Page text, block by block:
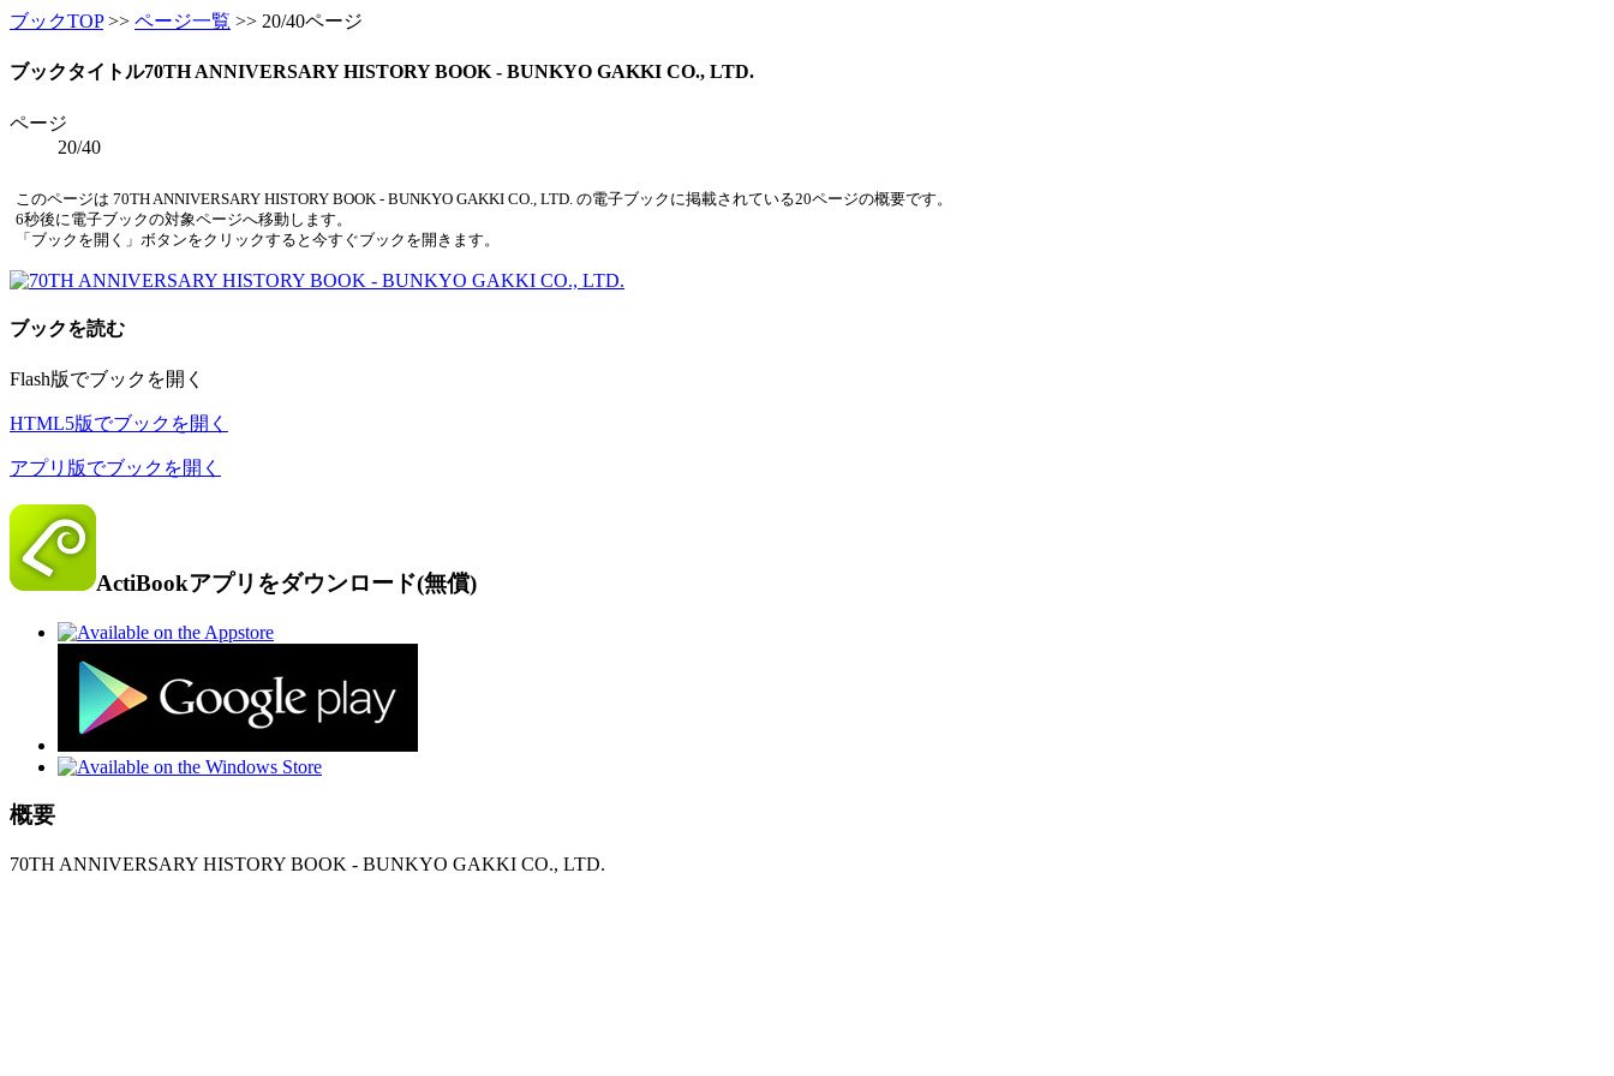
ブックTOP>> ページ一覧 >> 20/40ページ
ブックタイトル70TH ANNIVERSARY HISTORY BOOK - BUNKYO GAKKI CO., LTD.
ページ
20/40
このページは 70TH ANNIVERSARY HISTORY BOOK - BUNKYO GAKKI CO., LTD. の電子ブックに掲載されている20ページの概要です。
6秒後に電子ブックの対象ページへ移動します。
「ブックを開く」ボタンをクリックすると今すぐブックを開きます。
ブックを読む
Flash版でブックを開く
HTML5版でブックを開く
アプリ版でブックを開く
ActiBookアプリをダウンロード(無償)
概要
70TH ANNIVERSARY HISTORY BOOK - BUNKYO GAKKI CO., LTD.